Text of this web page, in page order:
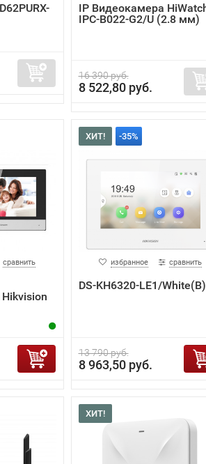
IP Видеокамера
IPC-B022-G2/U (2.8 мм)
16 390 руб.
8 522,80 руб.
сравнить
ХИТ! -35%
избранное сравнить
DS-KH6320-LE1/White(B)
13 790 руб.
8 963,50 руб.
ХИТ!